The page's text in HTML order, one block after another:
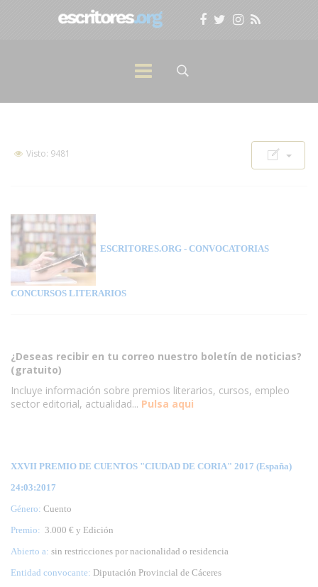
Visto: 9481
ESCRITORES.ORG - CONVOCATORIAS
CONCURSOS LITERARIOS
¿Deseas recibir en tu correo nuestro boletín de noticias?
(gratuito)
Incluye información sobre premios literarios, cursos, empleo
sector editorial, actualidad... Pulsa aqui
XXVII PREMIO DE CUENTOS "CIUDAD DE CORIA" 2017 (España)
24:03:2017
Género: Cuento
Premio: 3.000 € y Edición
Abierto a: sin restricciones por nacionalidad o residencia
Entidad convocante: Diputación Provincial de Cáceres